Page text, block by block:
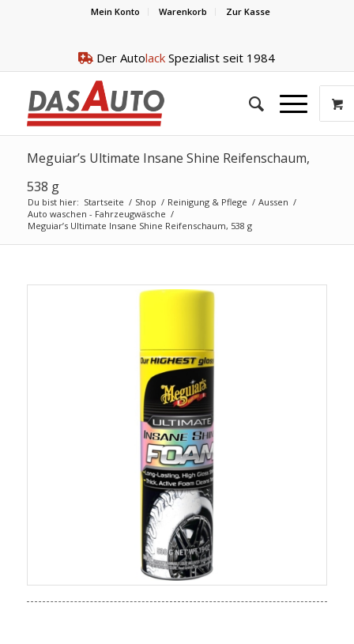
Mein Konto Warenkorb Zur Kasse
Der Autolack Spezialist seit 1984
Meguiar’s Ultimate Insane Shine Reifenschaum,
538 g
Du bist hier: Startseite / Shop / Reinigung & Pflege / Aussen /
Auto waschen - Fahrzeugwäsche /
Meguiar’s Ultimate Insane Shine Reifenschaum, 538 g